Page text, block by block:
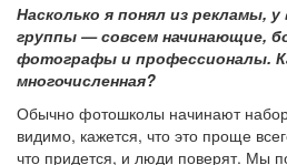
Насколько я понял из рекламы,
группы — совсем начинающие,
фотографы и профессионалы.
многочисленная?
Обычно фотошколы начинают
видимо, кажется, что это проще
что придется, и люди поверят. Мы